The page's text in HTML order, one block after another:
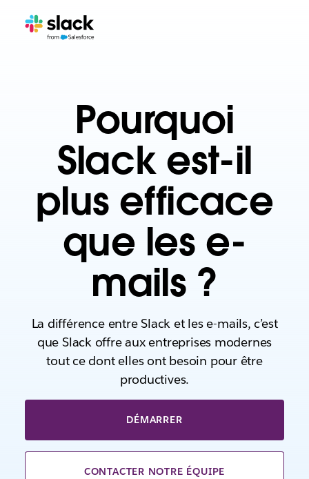
Pourquoi
Slack est-il
plus efficace
que les e-
mails ?
La différence entre Slack et les e-mails, c’est
que Slack offre aux entreprises modernes
tout ce dont elles ont besoin pour être
productives.
DÉMARRER
CONTACTER NOTRE ÉQUIPE